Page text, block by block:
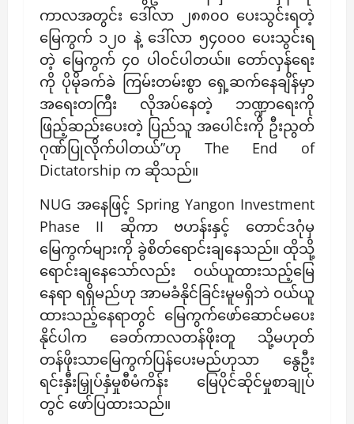
ကာလအတွင်း ဒေါ်လာ ၂၈၈၀၀ ပေးသွင်းရတဲ့
မြေကွက် ၁၂၀ နဲ့ ဒေါ်လာ ၅၄၀၀၀ ပေးသွင်းရ
တဲ့ မြေကွက် ၄၀ ပါဝင်ပါတယ်။ တော်လှန်ရေး
ကို ပိုမိုခက်ခဲ ကြမ်းတမ်းစွာ ရှေ့ဆက်နေချိန်မှာ
အရေးတကြီး လိုအပ်နေတဲ့ ဘဏ္ဍာရေးကို
ဖြည့်ဆည်းပေးတဲ့ ပြည်သူ အပေါင်းကို ဦးညွတ်
ဂုဏ်ပြုလိုက်ပါတယ်”ဟု The End of
Dictatorship က ဆိုသည်။
NUG အနေဖြင့် Spring Yangon Investment
Phase II ဆိုကာ ဗဟန်းနှင့် တောင်ဒဂုံမှ
မြေကွက်များကို ခွဲစိတ်ရောင်းချနေသည်။ ထိုသို့
ရောင်းချနေသော်လည်း ဝယ်ယူထားသည့်မြေ
နေရာ ရရှိမည်ဟု အာမခံနိုင်ခြင်းမူမရှိဘဲ ဝယ်ယူ
ထားသည့်နေရာတွင် မြေကွက်ဖော်ဆောင်မပေး
နိုင်ပါက ခေတ်ကာလတန်ဖိုးတူ သို့မဟုတ်
တန်ဖိုးသာမြေကွက်ပြန်ပေးမည်ဟုသာ နွေဦး
ရင်းနှီးမြှုပ်နှံမှုစီမံကိန်း မြေပိုင်ဆိုင်မှုစာချုပ်
တွင် ဖော်ပြထားသည်။